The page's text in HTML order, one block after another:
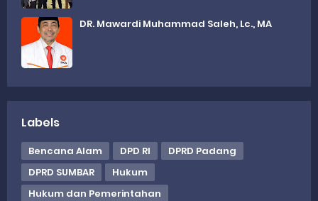
DR. Mawardi Muhammad Saleh, Lc., MA
Labels
Bencana Alam DPD RI
DPRD Padang
DPRD SUMBAR
Hukum
Hukum dan Pemerintahan